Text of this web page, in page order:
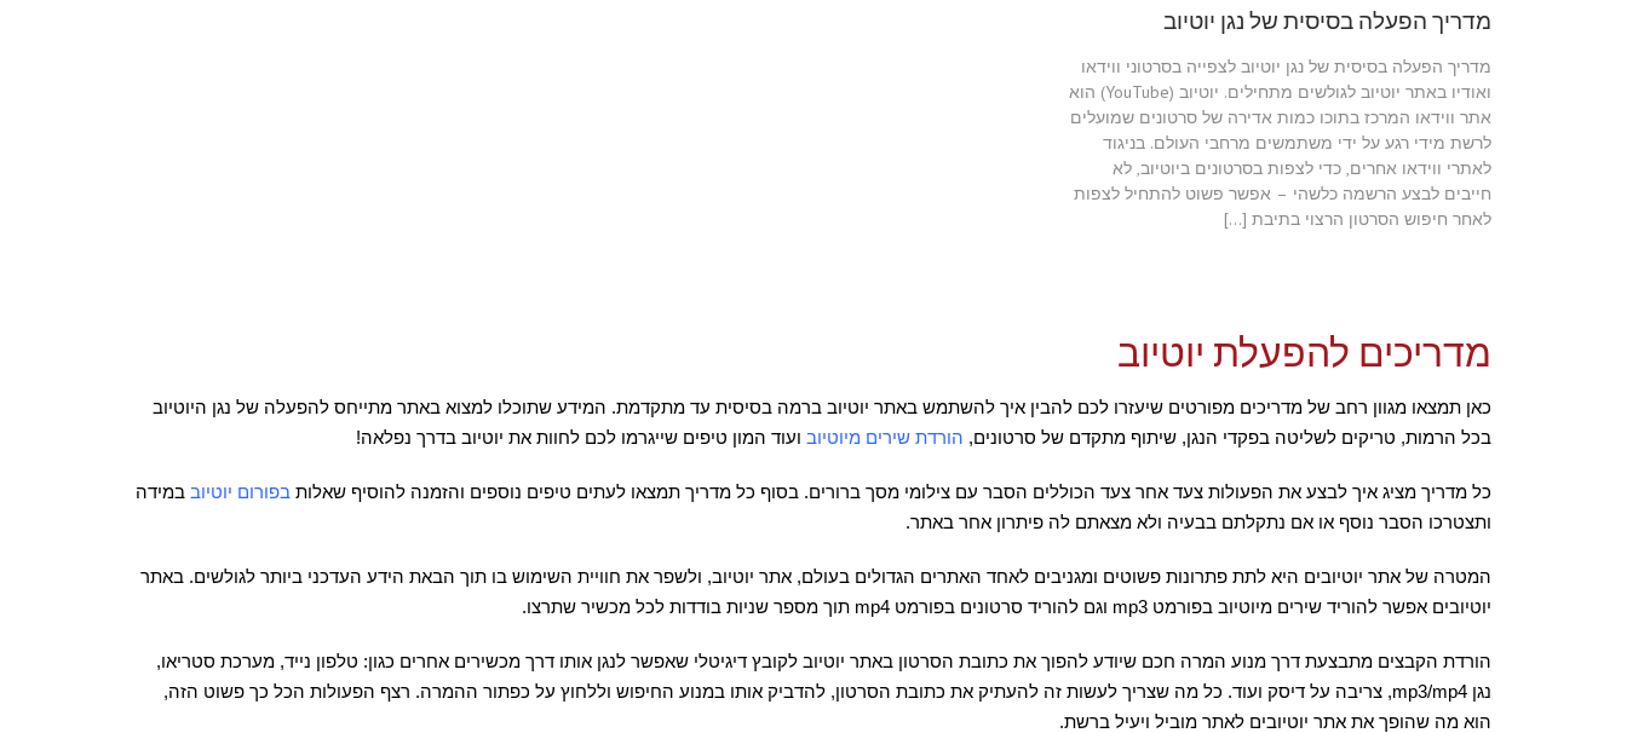
מדריך הפעלה בסיסית של נגן יוטיוב
מדריך הפעלה בסיסית של נגן יוטיוב לצפייה בסרטוני ווידאו
ואודיו באתר יוטיוב לגולשים מתחילים. יוטיוב (YouTube) הוא
אתר ווידאו המרכז בתוכו כמות אדירה של סרטונים שמועלים
לרשת מידי רגע על ידי משתמשים מרחבי העולם. בניגוד
לאתרי ווידאו אחרים, כדי לצפות בסרטונים ביוטיוב, לא
חייבים לבצע הרשמה כלשהי – אפשר פשוט להתחיל לצפות
לאחר חיפוש הסרטון הרצוי בתיבת […]
מדריכים להפעלת יוטיוב
כאן תמצאו מגוון רחב של מדריכים מפורטים שיעזרו לכם להבין איך להשתמש באתר יוטיוב ברמה בסיסית עד מתקדמת. המידע שתוכלו למצוא באתר מתייחס להפעלה של נגן היוטיוב
בכל הרמות, טריקים לשליטה בפקדי הנגן, שיתוף מתקדם של סרטונים, הורדת שירים מיוטיוב ועוד המון טיפים שייגרמו לכם לחוות את יוטיוב בדרך נפלאה!
כל מדריך מציג איך לבצע את הפעולות צעד אחר צעד הכוללים הסבר עם צילומי מסך ברורים. בסוף כל מדריך תמצאו לעתים טיפים נוספים והזמנה להוסיף שאלות בפורום יוטיוב במידה
ותצטרכו הסבר נוסף או אם נתקלתם בבעיה ולא מצאתם לה פיתרון אחר באתר.
המטרה של אתר יוטיובים היא לתת פתרונות פשוטים ומגניבים לאחד האתרים הגדולים בעולם, אתר יוטיוב, ולשפר את חוויית השימוש בו תוך הבאת הידע העדכני ביותר לגולשים. באתר
יוטיובים אפשר להוריד שירים מיוטיוב בפורמט mp3 וגם להוריד סרטונים בפורמט mp4 תוך מספר שניות בודדות לכל מכשיר שתרצו.
הורדת הקבצים מתבצעת דרך מנוע המרה חכם שיודע להפוך את כתובת הסרטון באתר יוטיוב לקובץ דיגיטלי שאפשר לנגן אותו דרך מכשירים אחרים כגון: טלפון נייד, מערכת סטריאו,
נגן mp3/mp4, צריבה על דיסק ועוד. כל מה שצריך לעשות זה להעתיק את כתובת הסרטון, להדביק אותו במנוע החיפוש וללחוץ על כפתור ההמרה. רצף הפעולות הכל כך פשוט הזה,
הוא מה שהופך את אתר יוטיובים לאתר מוביל ויעיל ברשת.